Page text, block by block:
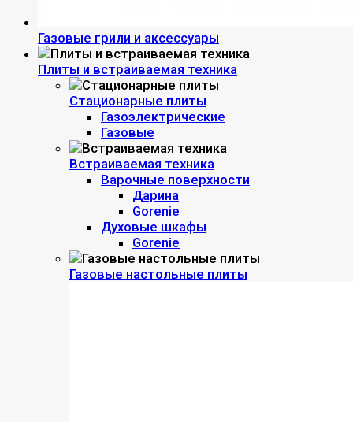
Газовые грили и аксессуары
Плиты и встраиваемая техника
Стационарные плиты
Газоэлектрические
Газовые
Встраиваемая техника
Варочные поверхности
Дарина
Gorenie
Духовые шкафы
Gorenie
Газовые настольные плиты